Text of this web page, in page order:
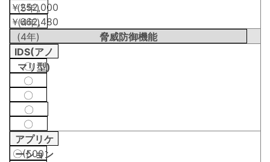
(5年)
￥252,000
(4年)
￥662,480
(4年)
脅威防御機能
IDS(アノ
マリ型)
〇
〇
〇
〇
〇
アプリケ
ーション
〇(500